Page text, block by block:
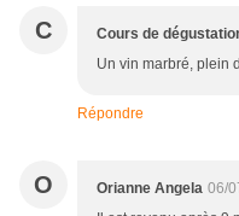
C Cours de
Un vin marbré, plein
Répondre
O Orianne Angela 06/